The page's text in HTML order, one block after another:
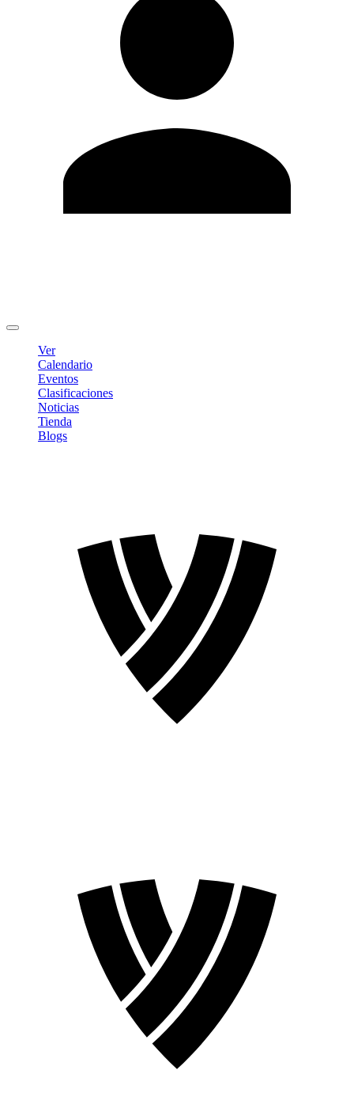
Ver
Calendario
Eventos
Clasificaciones
Noticias
Tienda
Blogs